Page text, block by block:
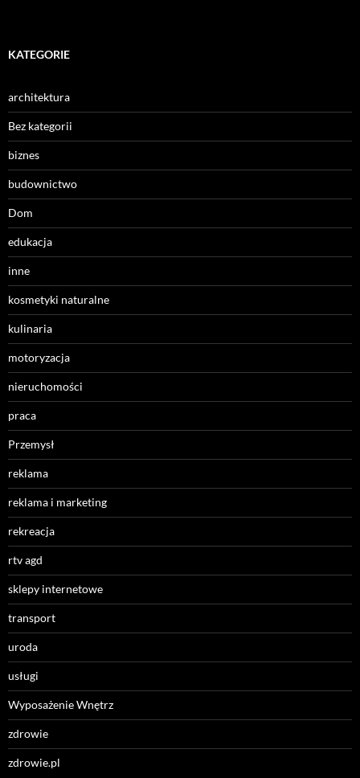
KATEGORIE
architektura
Bez kategorii
biznes
budownictwo
Dom
edukacja
inne
kosmetyki naturalne
kulinaria
motoryzacja
nieruchomości
praca
Przemysł
reklama
reklama i marketing
rekreacja
rtv agd
sklepy internetowe
transport
uroda
usługi
Wyposażenie Wnętrz
zdrowie
zdrowie.pl